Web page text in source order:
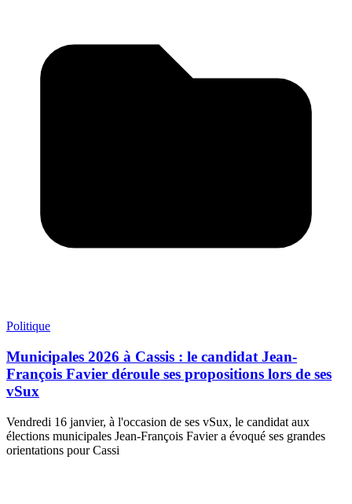
Politique
Municipales 2026 à Cassis : le candidat Jean-
François Favier déroule ses propositions lors de ses
vSux
Vendredi 16 janvier, à l'occasion de ses vSux, le candidat aux
élections municipales Jean-François Favier a évoqué ses grandes
orientations pour Cassi